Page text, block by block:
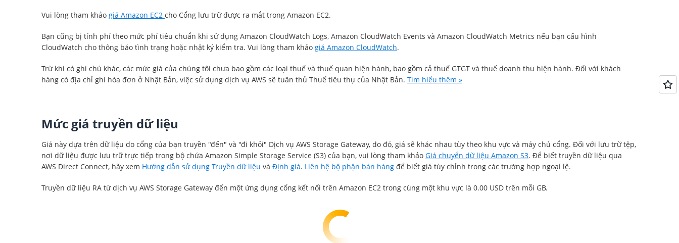
Vui lòng tham khảo giá Amazon EC2 cho Cổng lưu trữ được ra mắt trong Amazon EC2.
Bạn cũng bị tính phí theo mức phí tiêu chuẩn khi sử dụng Amazon CloudWatch Logs, Amazon CloudWatch Events và Amazon CloudWatch Metrics nếu bạn cấu hình
CloudWatch cho thông báo tình trạng hoặc nhật ký kiểm tra. Vui lòng tham khảo giá Amazon CloudWatch.
Trừ khi có ghi chú khác, các mức giá của chúng tôi chưa bao gồm các loại thuế và thuế quan hiện hành, bao gồm cả thuế GTGT và thuế doanh thu hiện hành. Đối với khách
hàng có địa chỉ ghi hóa đơn ở Nhật Bản, việc sử dụng dịch vụ AWS sẽ tuân thủ Thuế tiêu thụ của Nhật Bản. Tìm hiểu thêm »
Mức giá truyền dữ liệu
Giá này dựa trên dữ liệu do cổng của bạn truyền "đến" và "đi khỏi" Dịch vụ AWS Storage Gateway, do đó, giá sẽ khác nhau tùy theo khu vực và máy chủ cổng. Đối với lưu trữ tệp,
nơi dữ liệu được lưu trữ trực tiếp trong bộ chứa Amazon Simple Storage Service (S3) của bạn, vui lòng tham khảo Giá chuyển dữ liệu Amazon S3. Để biết truyền dữ liệu qua
AWS Direct Connect, hãy xem Hướng dẫn sử dụng Truyền dữ liệu và Định giá. Liên hệ bộ phận bán hàng để biết giá tùy chỉnh trong các trường hợp ngoại lệ.
Truyền dữ liệu RA từ dịch vụ AWS Storage Gateway đến một ứng dụng cổng kết nối trên Amazon EC2 trong cùng một khu vực là 0.00 USD trên mỗi GB.